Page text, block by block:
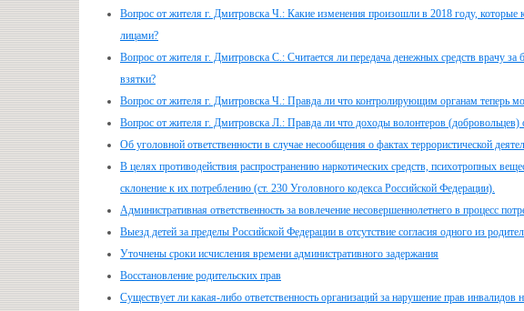
Вопрос от жителя г. Дмитровска Ч.: Какие изменения произошли в 2018 году,
лицами?
Вопрос от жителя г. Дмитровска С.: Считается ли передача денежных средств врачу
взятки?
Вопрос от жителя г. Дмитровска Ч.: Правда ли что контролирующим органам теперь
Вопрос от жителя г. Дмитровска Л.: Правда ли что доходы волонтеров
Об уголовной ответственности в случае несообщения о фактах террористической
В целях противодействия распространению наркотических средств, психотропных
склонение к их потреблению (ст. 230 Уголовного кодекса Российской Федерации).
Административная ответственность за вовлечение несовершеннолетнего в процесс
Выезд детей за пределы Российской Федерации в отсутствие согласия одного из
Уточнены сроки исчисления времени административного задержания
Восстановление родительских прав
Существует ли какая-либо ответственность организаций за нарушение прав